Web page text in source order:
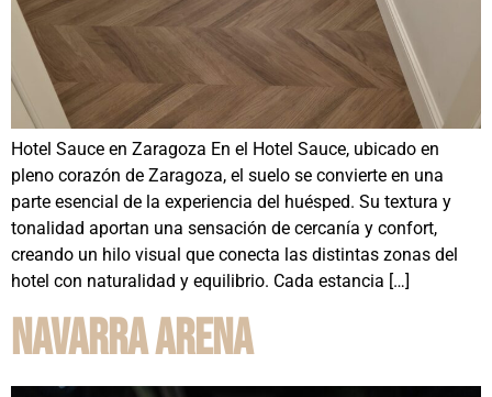
Hotel Sauce en Zaragoza En el Hotel Sauce, ubicado en
pleno corazón de Zaragoza, el suelo se convierte en una
parte esencial de la experiencia del huésped. Su textura y
tonalidad aportan una sensación de cercanía y confort,
creando un hilo visual que conecta las distintas zonas del
hotel con naturalidad y equilibrio. Cada estancia […]
Navarra Arena